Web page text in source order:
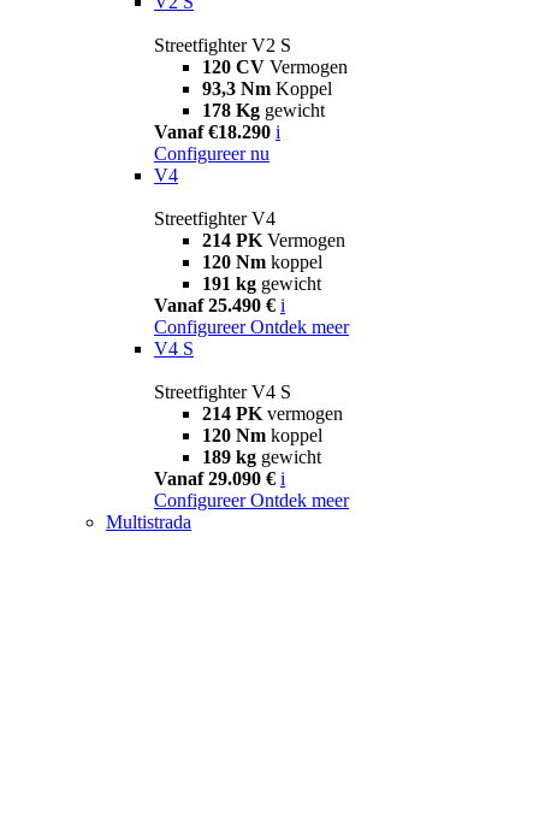
Streetfighter V2 S
120 CV Vermogen
93,3 Nm Koppel
178 Kg gewicht
Vanaf €18.290 i
Configureer nu
V4
Streetfighter V4
214 PK Vermogen
120 Nm koppel
191 kg gewicht
Vanaf 25.490 € i
Configureer Ontdek meer
V4 S
Streetfighter V4 S
214 PK vermogen
120 Nm koppel
189 kg gewicht
Vanaf 29.090 € i
Configureer Ontdek meer
Multistrada